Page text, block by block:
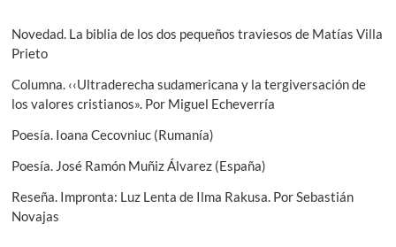
i
ó
n
d
e
e
n
e
o
r
u
n
Novedad. La biblia de los dos pequeños traviesos de Matías Villa
Prieto
Columna. ‹‹Ultraderecha sudamericana y la tergiversación de
los valores cristianos». Por Miguel Echeverría
Poesía. Ioana Cecovniuc (Rumanía)
Poesía. José Ramón Muñiz Álvarez (España)
Reseña. Impronta: Luz Lenta de Ilma Rakusa. Por Sebastián
Novajas